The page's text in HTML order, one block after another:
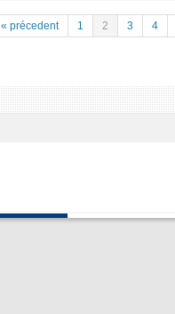
« précedent 1 2 3 4